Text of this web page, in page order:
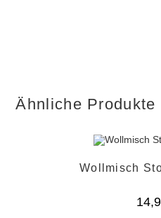
Ähnliche Produkte
Wollmisch